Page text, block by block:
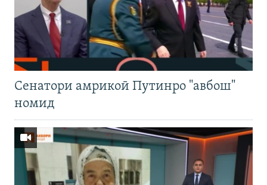
Cенатори амрикоӣ Путинро "авбош"
номид